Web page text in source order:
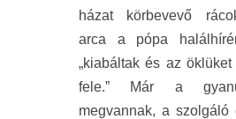
házat körbevevő
arca a pópa
„kiabáltak és az
fele.” Már a
megvannak, a szolgáló